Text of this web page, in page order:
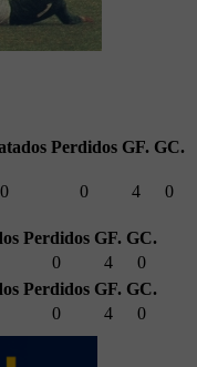
Perdidos GF. GC.
0 0 4 0
Perdidos GF. GC.
0 4
0
Perdidos GF. GC.
0 4 0